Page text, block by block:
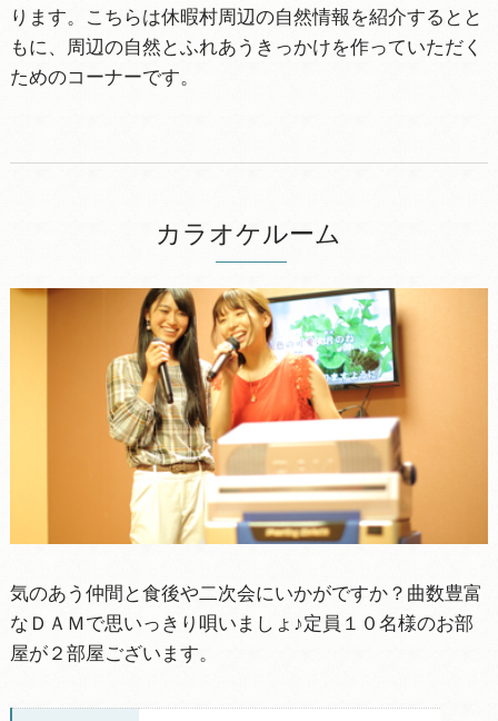
ります。こちらは休暇村周辺の自然情報を紹介するとと
もに、周辺の自然とふれあうきっかけを作っていただく
ためのコーナーです。
カラオケルーム
気のあう仲間と食後や二次会にいかがですか？曲数豊富
なＤＡＭで思いっきり唄いましょ♪定員１０名様のお部
屋が２部屋ございます。